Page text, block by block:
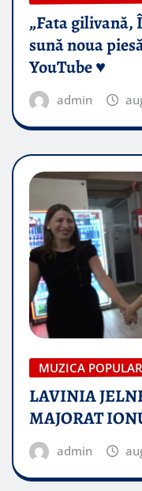
„Fata gilivană,
sună noua
YouTube ♥️
admin
MUZICA
LAVINIA
MAJORAT
admin